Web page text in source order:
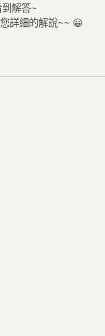
解答~
詳細的解說~~ 😀